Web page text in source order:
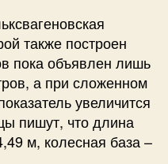
также построен
пока объявлен лишь
а при сложенном
увеличится
пишут, что длина
м, колесная база –